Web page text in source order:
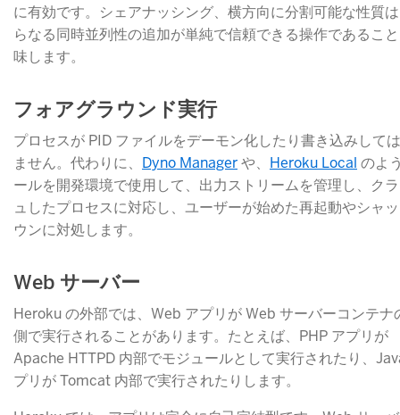
に有効です。シェアナッシング、横方向に分割可能な性質
らなる同時並列性の追加が単純で信頼できる操作であるこ
味します。
フォアグラウンド実行
プロセスが PID ファイルをデーモン化したり書き込みして
ません。代わりに、 Dyno Manager​ や、 Heroku Local のよ
ールを開発環境で使用して、出力ストリームを管理し、ク
ュしたプロセスに対応し、ユーザーが始めた再起動やシャ
ウンに対処します。
Web サーバー
Heroku の外部では、Web アプリが Web サーバーコンテナ
側で実行されることがあります。たとえば、PHP アプリが
Apache HTTPD 内部でモジュールとして実行されたり、
プリが Tomcat 内部で実行されたりします。